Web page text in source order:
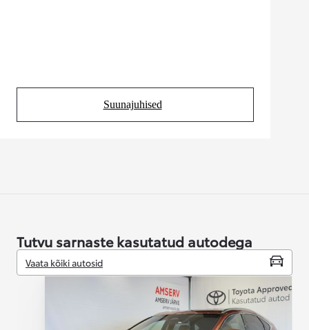
Suunajuhised
(Opens in new tab)
Tutvu sarnaste kasutatud autodega
Vaata kõiki autosid